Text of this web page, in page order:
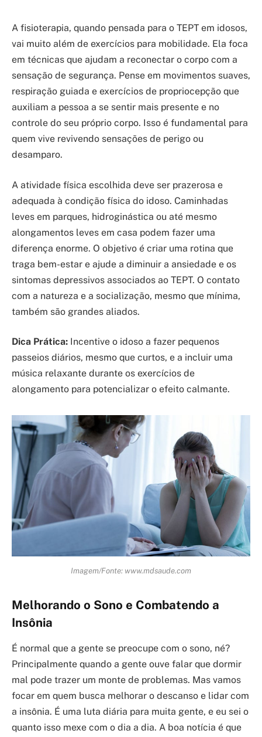
A fisioterapia, quando pensada para o TEPT em idosos,
vai muito além de exercícios para mobilidade. Ela foca
em técnicas que ajudam a reconectar o corpo com a
sensação de segurança. Pense em movimentos suaves,
respiração guiada e exercícios de propriocepção que
auxiliam a pessoa a se sentir mais presente e no
controle do seu próprio corpo. Isso é fundamental para
quem vive revivendo sensações de perigo ou
desamparo.
A atividade física escolhida deve ser prazerosa e
adequada à condição física do idoso. Caminhadas
leves em parques, hidroginástica ou até mesmo
alongamentos leves em casa podem fazer uma
diferença enorme. O objetivo é criar uma rotina que
traga bem-estar e ajude a diminuir a ansiedade e os
sintomas depressivos associados ao TEPT. O contato
com a natureza e a socialização, mesmo que mínima,
também são grandes aliados.
Dica Prática: Incentive o idoso a fazer pequenos
passeios diários, mesmo que curtos, e a incluir uma
música relaxante durante os exercícios de
alongamento para potencializar o efeito calmante.
Imagem/Fonte: www.mdsaude.com
Melhorando o Sono e Combatendo a
Insônia
É normal que a gente se preocupe com o sono, né?
Principalmente quando a gente ouve falar que dormir
mal pode trazer um monte de problemas. Mas vamos
focar em quem busca melhorar o descanso e lidar com
a insônia. É uma luta diária para muita gente, e eu sei o
quanto isso mexe com o dia a dia. A boa notícia é que